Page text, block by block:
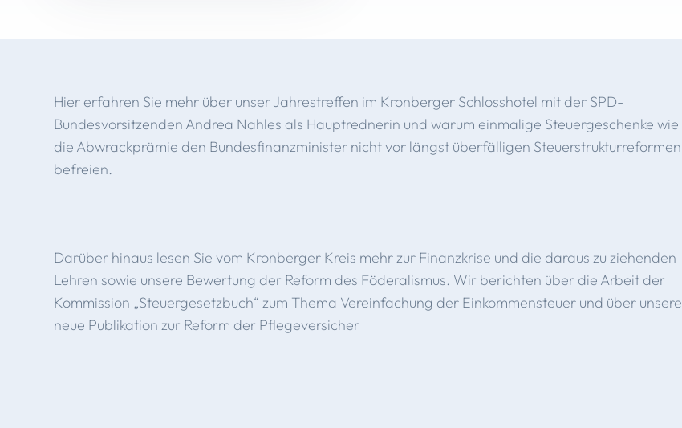
Hier erfahren Sie mehr über unser Jahrestreffen im Kronberger Schlosshotel mit der SPD-
Bundesvorsitzenden Andrea Nahles als Hauptrednerin und warum einmalige Steuergeschenke wie
die Abwrackprämie den Bundesfinanzminister nicht vor längst überfälligen Steuerstrukturreformen
befreien.
Darüber hinaus lesen Sie vom Kronberger Kreis mehr zur Finanzkrise und die daraus zu ziehenden
Lehren sowie unsere Bewertung der Reform des Föderalismus. Wir berichten über die Arbeit der
Kommission „Steuergesetzbuch“ zum Thema Vereinfachung der Einkommensteuer und über unsere
neue Publikation zur Reform der Pflegeversicher